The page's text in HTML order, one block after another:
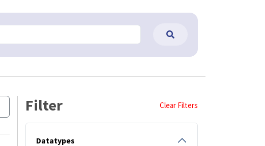
Filter Clear Filters
Datatypes